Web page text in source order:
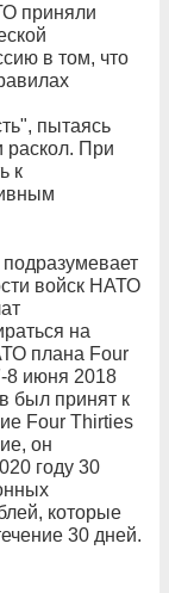
приняли
в том, что
пытаясь
раскол. При
к
войск НАТО
на
плана Four
8 июня 2018
был принят к
Four Thirties
он
году 30
которые
30 дней.